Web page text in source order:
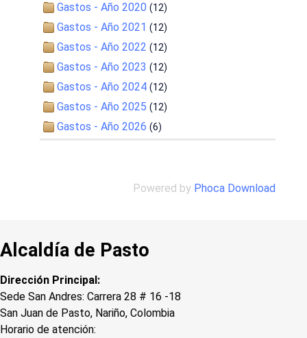
Gastos - Año 2020 (12)
Gastos - Año 2021 (12)
Gastos - Año 2022 (12)
Gastos - Año 2023 (12)
Gastos - Año 2024 (12)
Gastos - Año 2025 (12)
Gastos - Año 2026 (6)
Powered by Phoca Download
Alcaldía de Pasto
Dirección Principal:
Sede San Andres: Carrera 28 # 16 -18
San Juan de Pasto, Nariño, Colombia
Horario de atención: